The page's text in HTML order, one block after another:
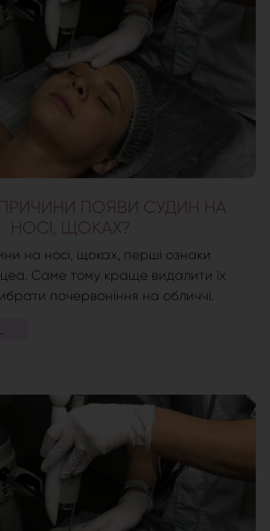
ПОЯВИ СУДИН НА
НОСІ, ЩОКАХ?
на носі, щоках, перші ознаки
Саме тому краще видалити їх
почервоніння на обличчі.